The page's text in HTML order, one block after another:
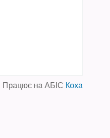
Працює на АБІС Коха